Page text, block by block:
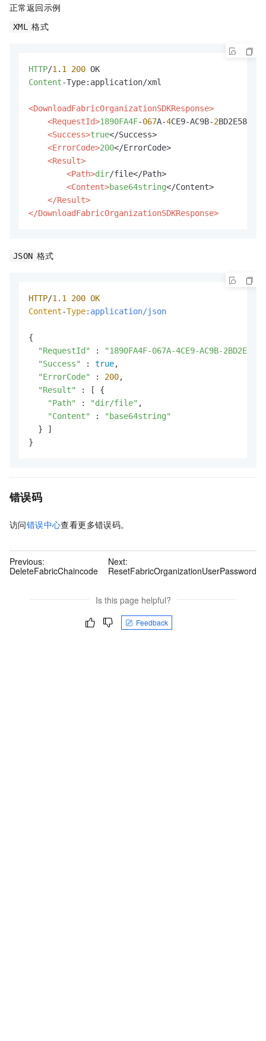
正常返回示例
XML 格式
HTTP/1 . 1 200
Content-Type:application/xml
<DownloadFabricOrganizationSDKResponse>
<RequestId>1890FA4F-067A-4CE9-AC9B-2
<Success>true</Success>
<ErrorCode>200</ErrorCode>
<Result>
<Path>dir/file</Path>
<Content>base64string</Content>
</Result>
</DownloadFabricOrganizationSDKResponse>
JSON 格式
HTTP/1.1 200 OK
Content-Type:application/json
{
"RequestId"
:
"1890FA4F-067A-4CE9-AC9B-
"Success"
: true,
"ErrorCode"
: 200,
"Result"
: [ {
"Path"
: "dir/file" ,
"Content"
:
"base64string"
  } ]
}
错误码
访问错误中心查看更多错误码。
Previous:
DeleteFabricChaincode
Next:
ResetFabricOrganizationUserPassword
Is this page helpful?
Feedback